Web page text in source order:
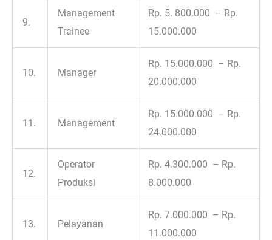
9.
Management
Trainee
Rp. 5. 800.000 – Rp.
15.000.000
10. Manager
Rp. 15.000.000 – Rp.
20.000.000
11. Management
Rp. 15.000.000 – Rp.
24.000.000
12.
Operator
Produksi
Rp. 4.300.000 – Rp.
8.000.000
13. Pelayanan
Rp. 7.000.000 – Rp.
11.000.000